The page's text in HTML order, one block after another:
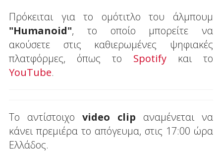
Πρόκειται για το ομότιτλο του άλμπουμ
"Humanoid", το οποίο μπορείτε να
ακούσετε στις καθιερωμένες ψηφιακές
πλατφόρμες, όπως το Spotify και το
YouTube.
Το αντίστοιχο video clip αναμένεται να
κάνει πρεμιέρα το απόγευμα, στις 17:00 ώρα
Ελλάδος.